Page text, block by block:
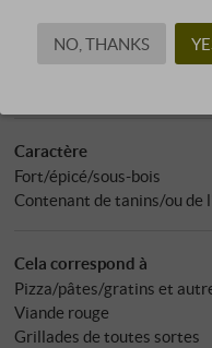
Allergènes
Caractère
Fort/épicé/sous-bois
Contenant de tanins/ou de
Cela correspond à
Pizza/pâtes/gratins et
Viande rouge
Grillades de toutes sortes
NO, THANKS